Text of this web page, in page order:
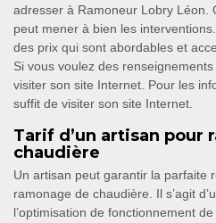
adresser à Ramoneur Lobry Léon.
peut mener à bien les
des prix qui sont abordables et
Si vous voulez des
visiter son site Internet. Pour les
suffit de visiter son site Internet.
Tarif d’un artisan pour
chaudière
Un artisan peut garantir la parfaite
ramonage de chaudière. Il s’agit
l’optimisation de fonctionnement